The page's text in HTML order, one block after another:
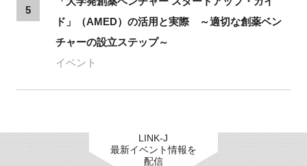
5
ド」（AMED）の活用と実際 ～適切な創薬ベン
チャーの設立ステップ～
イベント
LINK-J
最新イベント情報を
配信